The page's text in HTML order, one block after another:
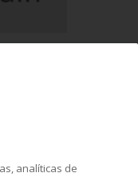
analíticas de